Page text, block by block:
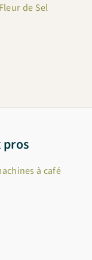
de Sel
pros
à café